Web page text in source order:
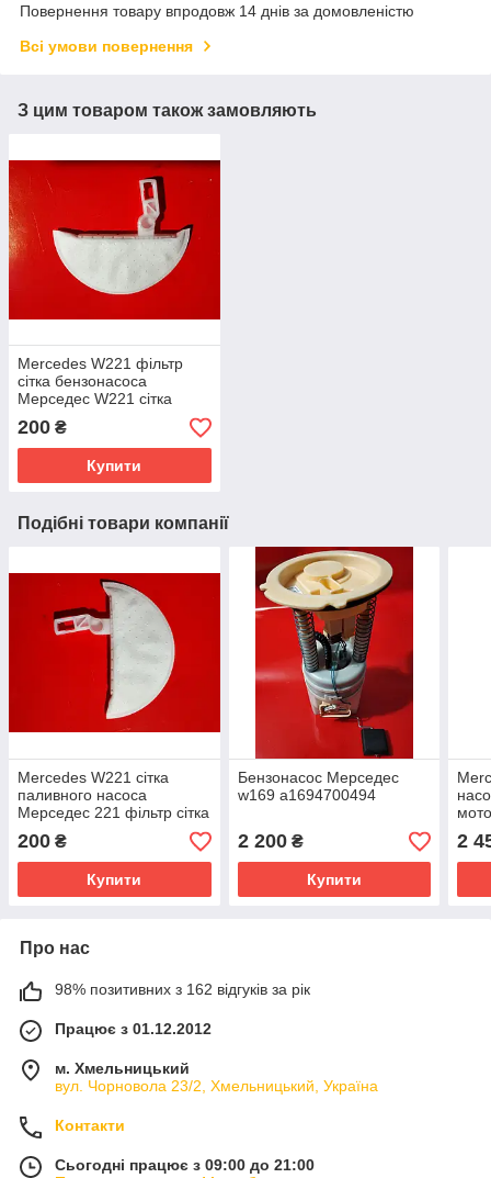
Повернення товару впродовж 14 днів за домовленістю
Всі умови повернення
З цим товаром також замовляють
Mercedes W221 фільтр
сітка бензонасоса
Мерседес W221 сітка
паливного насоса
A2214708494
A2214705994
200 ₴
Купити
Подібні товари компанії
Mercedes W221 сітка
паливного насоса
Мерседес 221 фільтр сітка
A2214708494
200 ₴
Купити
Бензонасос Мерседес
w169 a1694700494
2 200₴
Купити
2
Про нас
98% позитивних з 162 відгуків за рік
Працює з 01.12.2012
м. Хмельницький
вул. Чорновола 23/2, Хмельницький, Україна
Контакти
Сьогодні працює з 09:00 до 21:00